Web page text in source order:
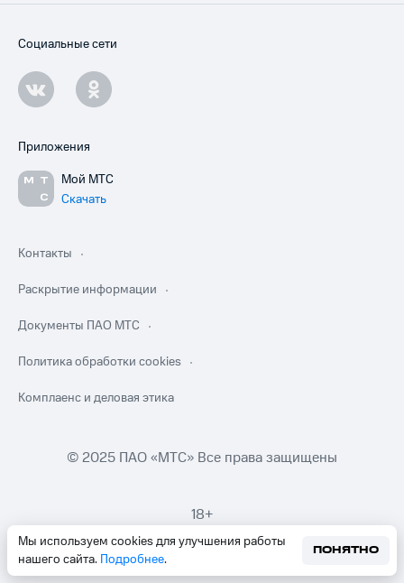
Мы используем cookies для улучшения работы
нашего сайта. Подробнее.
ПОНЯТНО
Социальные сети
Приложения
Мой МТС
Скачать
Контакты
Раскрытие информации
Документы ПАО МТС
Политика обработки cookies
Комплаенс и деловая этика
© 2025 ПАО «МТС» Все права защищены
18+